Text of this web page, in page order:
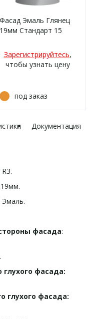
Фасад Эмаль Глянец
19мм Стандарт 15
высота 717-916мм
Зарегистрируйтесь,
чтобы узнать цену
под заказ
Документация
Эмаль.
фасада:
фасада:
глухого фасада: